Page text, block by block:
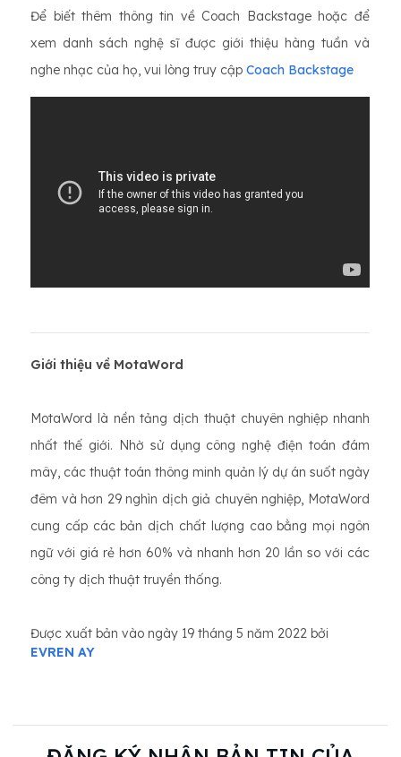
Để biết thêm thông tin về Coach Backstage hoặc để
xem danh sách nghệ sĩ được giới thiệu hàng tuần và
nghe nhạc của họ, vui lòng truy cập Coach Backstage
Giới thiệu về MotaWord
MotaWord là nền tảng dịch thuật chuyên nghiệp nhanh
nhất thế giới. Nhờ sử dụng công nghệ điện toán đám
mây, các thuật toán thông minh quản lý dự án suốt ngày
đêm và hơn 29 nghìn dịch giả chuyên nghiệp, MotaWord
cung cấp các bản dịch chất lượng cao bằng mọi ngôn
ngữ với giá rẻ hơn 60% và nhanh hơn 20 lần so với các
công ty dịch thuật truyền thống.
Được xuất bản vào ngày 19 tháng 5 năm 2022 bởi
EVREN AY